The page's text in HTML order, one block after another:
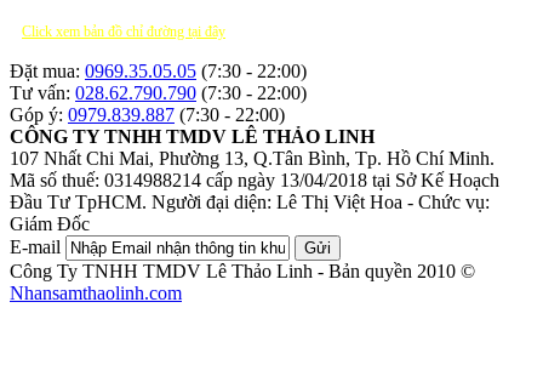
Click xem bản đồ chỉ đường tại đây
Đặt mua: 0969.35.05.05 (7:30 - 22:00)
Tư vấn: 028.62.790.790 (7:30 - 22:00)
Góp ý: 0979.839.887 (7:30 - 22:00)
CÔNG TY TNHH TMDV LÊ THẢO LINH
107 Nhất Chi Mai, Phường 13, Q.Tân Bình, Tp. Hồ Chí Minh.
Mã số thuế: 0314988214 cấp ngày 13/04/2018 tại Sở Kế Hoạch
Đầu Tư TpHCM. Người đại diện: Lê Thị Việt Hoa - Chức vụ:
Giám Đốc
E-mail
Gửi
Công Ty TNHH TMDV Lê Thảo Linh - Bản quyền 2010 ©
Nhansamthaolinh.com